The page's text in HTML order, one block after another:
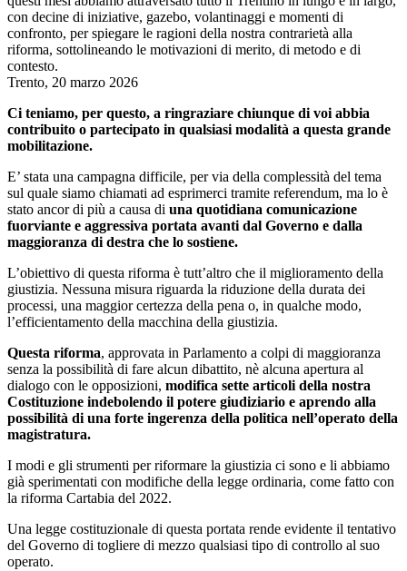
con decine di iniziative, gazebo, volantinaggi e momenti di
confronto, per spiegare le ragioni della nostra contrarietà alla
riforma, sottolineando le motivazioni di merito, di metodo e di
contesto.
Trento, 20 marzo 2026
Ci teniamo, per questo, a ringraziare chiunque di voi abbia
contribuito o partecipato in qualsiasi modalità a questa grande
mobilitazione.
E’ stata una campagna difficile, per via della complessità del tema
sul quale siamo chiamati ad esprimerci tramite referendum, ma lo è
stato ancor di più a causa di una quotidiana comunicazione
fuorviante e aggressiva portata avanti dal Governo e dalla
maggioranza di destra che lo sostiene.
L’obiettivo di questa riforma è tutt’altro che il miglioramento della
giustizia. Nessuna misura riguarda la riduzione della durata dei
processi, una maggior certezza della pena o, in qualche modo,
l’efficientamento della macchina della giustizia.
Questa riforma, approvata in Parlamento a colpi di maggioranza
senza la possibilità di fare alcun dibattito, nè alcuna apertura al
dialogo con le opposizioni, modifica sette articoli della nostra
Costituzione indebolendo il potere giudiziario e aprendo alla
possibilità di una forte ingerenza della politica nell’operato della
magistratura.
I modi e gli strumenti per riformare la giustizia ci sono e li abbiamo
già sperimentati con modifiche della legge ordinaria, come fatto con
la riforma Cartabia del 2022.
Una legge costituzionale di questa portata rende evidente il tentativo
del Governo di togliere di mezzo qualsiasi tipo di controllo al suo
operato.